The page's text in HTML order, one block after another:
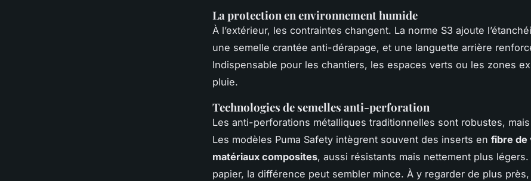
La protection en environnement humide
À l’extérieur, les contraintes changent. La norme S3 ajoute
une semelle crantée anti-dérapage, et une languette arrière
Indispensable pour les chantiers, les espaces verts ou les zones
pluie.
Technologies de semelles anti-perforation
Les anti-perforations métalliques traditionnelles sont robustes,
Les modèles Puma Safety intègrent souvent des inserts en fibre de
matériaux composites, aussi résistants mais nettement plus légers.
papier, la différence peut sembler mince. À y regarder de plus